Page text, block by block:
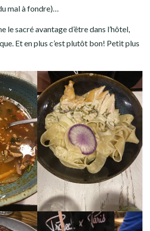
mal à fondre)…
le sacré avantage d’être dans l’hôtel,
Et en plus c’est plutôt bon! Petit plus